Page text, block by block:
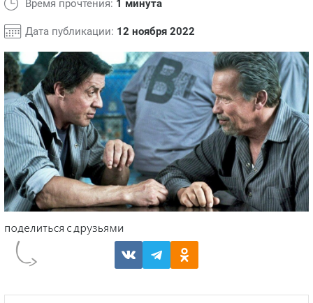
Время прочтения: 1 минута
Дата публикации: 12 ноября 2022